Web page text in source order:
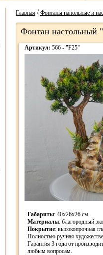
Главная/Фонтаны напольные и
Фонтан настольный
Артикул: 566 - "F25"
Габариты: 40x26x26 см
Материалы: благородный
Покрытие: высокопрочная
Полностью ручная
Гарантия 3 года от
любым вопросам.